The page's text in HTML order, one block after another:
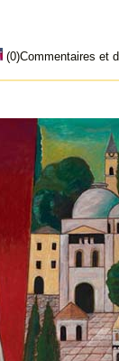
(0)Commentaires et